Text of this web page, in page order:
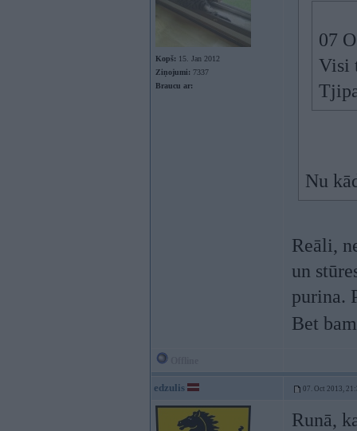
Kopš: 15. Jan 2012
Ziņojumi: 7337
Braucu ar:
07
Visi
Nu
Reāli,
un
purina.
Bet
edzulis 07. Oct 2013,
Runā,